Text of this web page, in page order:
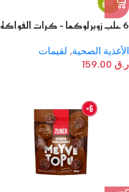
6 علب زوبر لوكما – كرات الفواكه
كريمة البندق والكاكاو
الأغذية الصحية, لقيمات
ر.ق